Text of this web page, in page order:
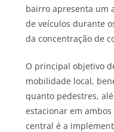
bairro apresenta um
de veículos durante
da concentração de
O principal objetivo
mobilidade local,
quanto pedestres,
estacionar em
central é a